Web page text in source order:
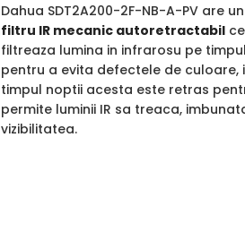
Dahua SDT2A200-2F-NB-A-PV are un
filtru IR mecanic autoretractabilce
filtreaza lumina in infrarosu pe
pentru a evita defectele de culoare,
timpul noptii acesta este retras
permite luminii IR sa treaca,
vizibilitatea.